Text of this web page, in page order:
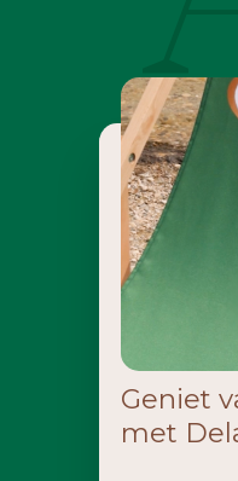
Geniet
met